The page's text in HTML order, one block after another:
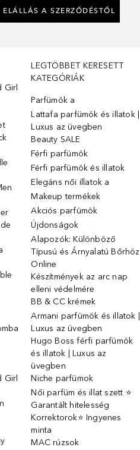
ELÁLLÁS A SZERZŐDÉSTŐL
Girl
Girl
LEGTÖBBET KERESETT
KATEGÓRIÁK
Parfümök ️a
Lattafa parfümök és illatok |
Luxus az üvegben
Beauty SALE
Férfi parfümök
Férfi parfümök és illatok
Elegáns női illatok ️a
Makeup termékek
Akciós parfümök
Újdonságok
Alapozók: Különböző
Típusú és Árnyalatú Bőrhöz
Online
Készítmények az arc nap
elleni védelmére
BB & CC krémek
Armani parfümök és illatok |
Luxus az üvegben
Hugo Boss férfi parfümök
és illatok | Luxus az
üvegben
Niche parfümok
Női parfüm és illat szett ⭐
Garantált hitelesség
Korrektorok⭐ Ingyenes
minta
MAC rúzsok